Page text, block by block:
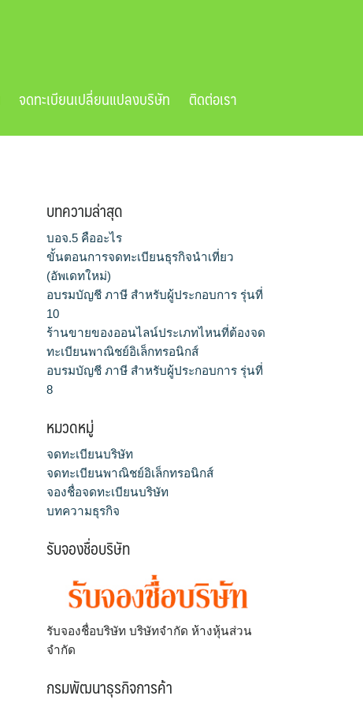
จดทะเบียนเปลี่ยนแปลงบริษัท ติดต่อเรา
บทความล่าสุด
บอจ.5 คืออะไร
ขั้นตอนการจดทะเบียนธุรกิจนำเที่ยว
(อัพเดทใหม่)
อบรมบัญชี ภาษี สำหรับผู้ประกอบการ รุ่นที่
10
ร้านขายของออนไลน์ประเภทไหนที่ต้องจด
ทะเบียนพาณิชย์อิเล็กทรอนิกส์
อบรมบัญชี ภาษี สำหรับผู้ประกอบการ รุ่นที่
8
หมวดหมู่
จดทะเบียนบริษัท
จดทะเบียนพาณิชย์อิเล็กทรอนิกส์
จองชื่อจดทะเบียนบริษัท
บทความธุรกิจ
รับจองชื่อบริษัท
รับจองชื่อบริษัท บริษัทจำกัด ห้างหุ้นส่วน
จำกัด
กรมพัฒนาธุรกิจการค้า